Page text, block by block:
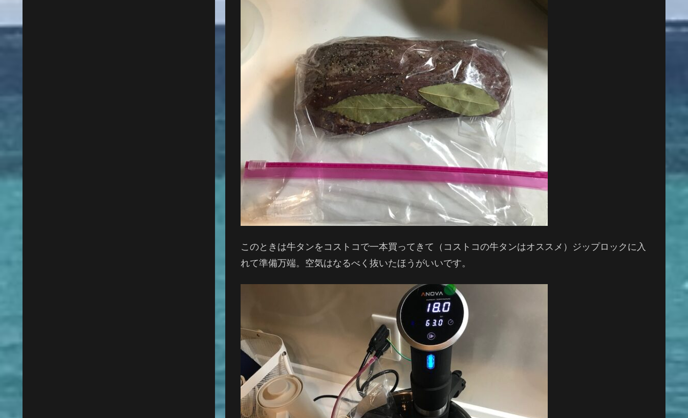
このときは牛タンをコストコで一本買ってきて（コストコの牛タンはオススメ）ジップロックに入
れて準備万端。空気はなるべく抜いたほうがいいです。